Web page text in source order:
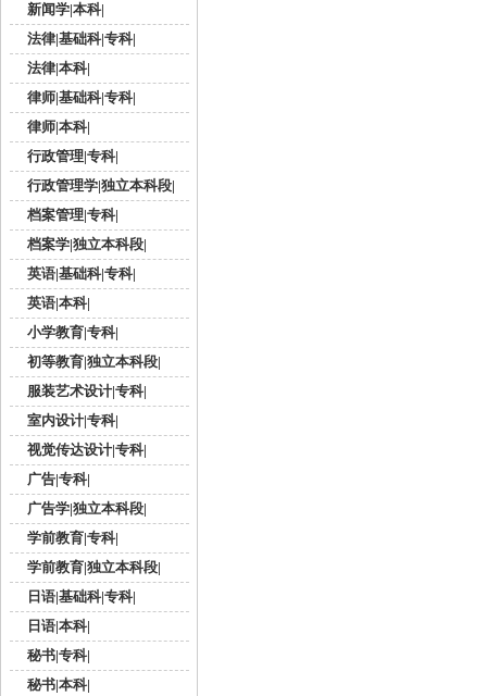
新闻学|本科|
法律|基础科|专科|
法律|本科|
律师|基础科|专科|
律师|本科|
行政管理|专科|
行政管理学|独立本科段|
档案管理|专科|
档案学|独立本科段|
英语|基础科|专科|
英语|本科|
小学教育|专科|
初等教育|独立本科段|
服装艺术设计|专科|
室内设计|专科|
视觉传达设计|专科|
广告|专科|
广告学|独立本科段|
学前教育|专科|
学前教育|独立本科段|
日语|基础科|专科|
日语|本科|
秘书|专科|
秘书|本科|